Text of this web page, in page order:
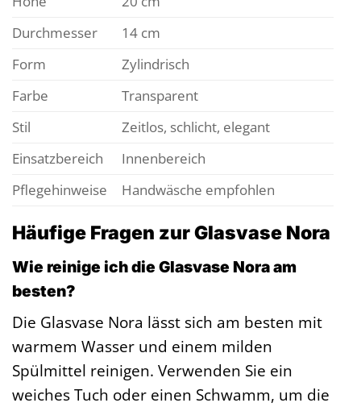
Durchmesser
14 cm
Form
Zylindrisch
Farbe
Transparent
Stil
Zeitlos, schlicht, elegant
Einsatzbereich
Innenbereich
Pflegehinweise
Handwäsche empfohlen
Häufige Fragen zur Glasvase Nora
Wie reinige ich die Glasvase Nora am
besten?
Die Glasvase Nora lässt sich am besten mit
warmem Wasser und einem milden
Spülmittel reinigen. Verwenden Sie ein
weiches Tuch oder einen Schwamm, um die